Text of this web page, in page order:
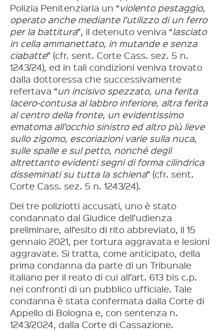
Polizia Penitenziaria un “violento pestaggio,
operato anche mediante l’utilizzo di un ferro
per la battitura”, il detenuto veniva “lasciato
in cella ammanettato, in mutande e senza
ciabatte” (cfr. sent. Corte Cass. sez. 5 n.
1243/24), ed in tali condizioni veniva trovato
dalla dottoressa che successivamente
refertava “un incisivo spezzato, una ferita
lacero-contusa al labbro inferiore, altra ferita
al centro della fronte, un evidentissimo
ematoma all’occhio sinistro ed altro più lieve
sullo zigomo, escoriazioni varie sulla nuca,
sulle spalle e sul petto, nonché degli
altrettanto evidenti segni di forma cilindrica
disseminati su tutta la schiena” (cfr. sent.
Corte Cass. sez. 5 n. 1243/24).
Dei tre poliziotti accusati, uno è stato
condannato dal Giudice dell’udienza
preliminare, all’esito di rito abbreviato, il 15
gennaio 2021, per tortura aggravata e lesioni
aggravate. Si tratta, come anticipato, della
prima condanna da parte di un Tribunale
italiano per il reato di cui all’art. 613 bis c.p.
nei confronti di un pubblico ufficiale. Tale
condanna è stata confermata dalla Corte di
Appello di Bologna e, con sentenza n.
1243/2024, dalla Corte di Cassazione.